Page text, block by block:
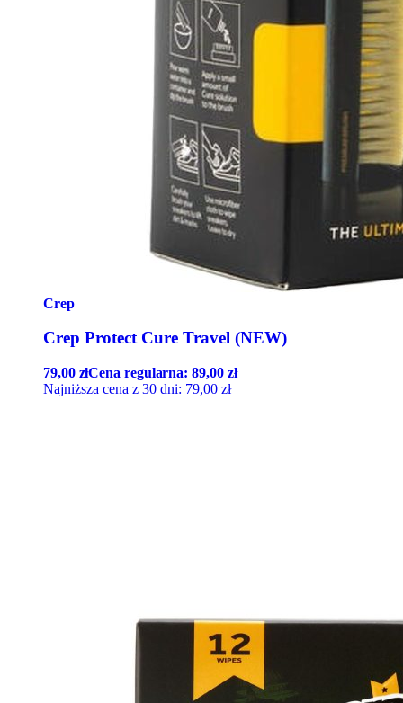
Crep
Crep Protect Cure Travel (NEW)
79,00 złCena regularna:89,00 zł
Najniższa cena z 30 dni: 79,00 zł